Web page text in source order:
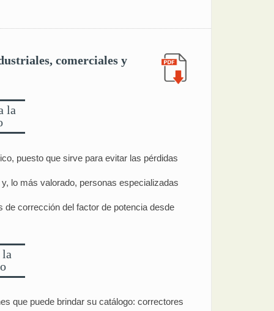
comerciales y
la
puesto que sirve para evitar las pérdidas
lo más valorado, personas especializadas
corrección del factor de potencia desde
la
que puede brindar su catálogo: correctores